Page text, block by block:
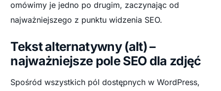
omówimy je jedno po drugim, zaczynając od
najważniejszego z punktu widzenia SEO.
Tekst alternatywny (alt) –
najważniejsze pole SEO dla zdjęć
Spośród wszystkich pól dostępnych w WordPress,